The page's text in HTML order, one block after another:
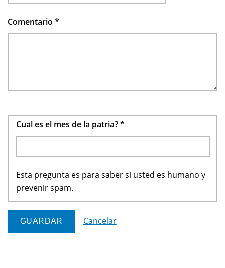
Comentario *
Cual es el mes de la patria?*
Esta pregunta es para saber si usted es humano y
prevenir spam.
Cancelar